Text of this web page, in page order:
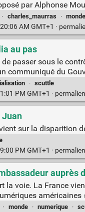
par Alphonse
· charles_maurras · monde
AM GMT+1 ·
au pas
passer sous le
communiqué du
· scuttle
PM GMT+1 · permalien
Juan
sur la disparition
PM GMT+1 · permalien
auprès
la voie. La France
américaines
· monde · numerique ·